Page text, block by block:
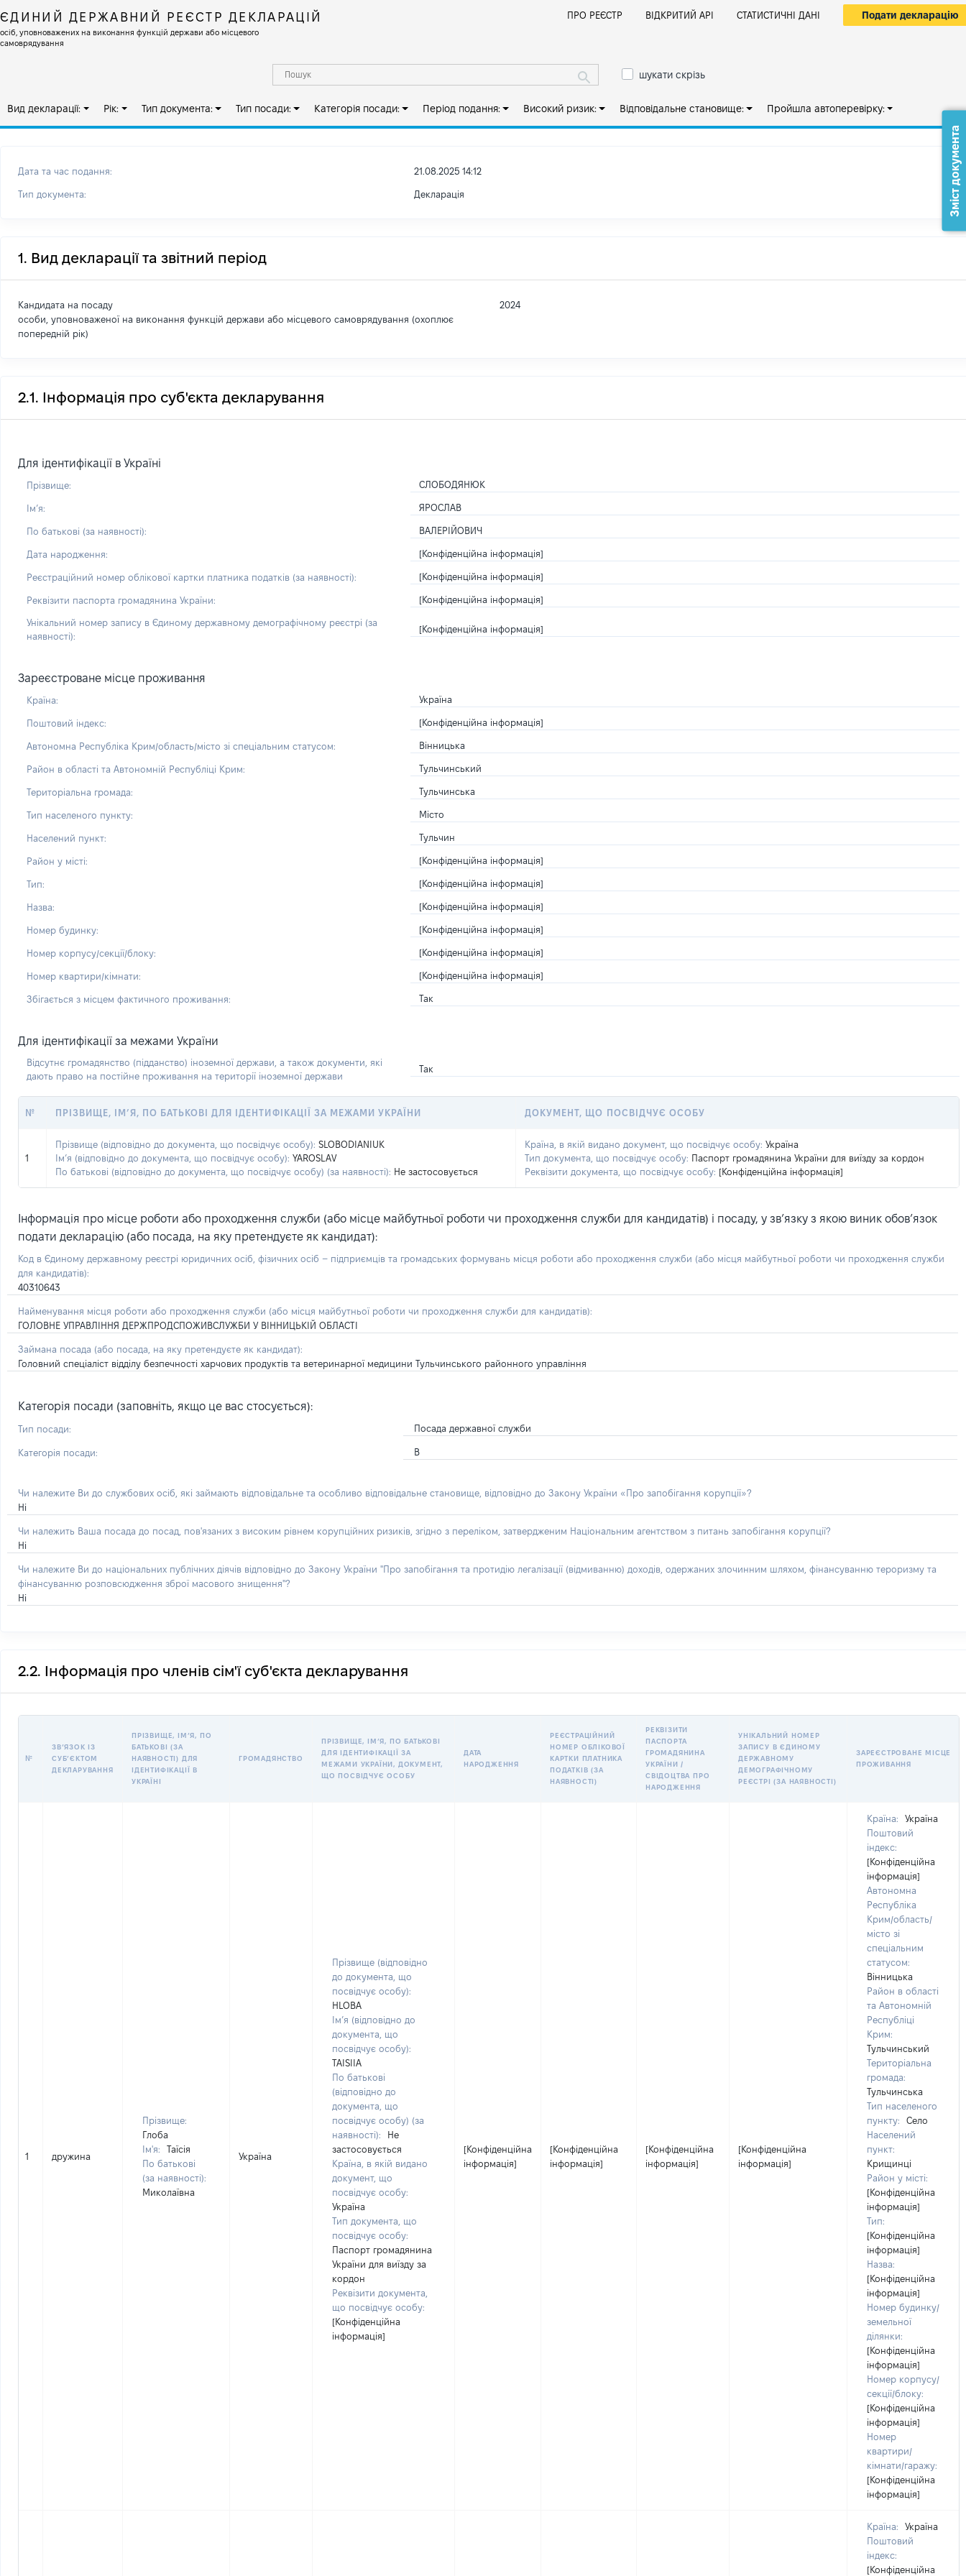
ЄДИНИЙ ДЕРЖАВНИЙ РЕЄСТР ДЕКЛАРАЦІЙ
осіб, уповноважених на виконання функцій держави або місцевого
самоврядування
ПРО РЕЄСТР ВІДКРИТИЙ АРІ СТАТИСТИЧНІ ДАНІ Подати декларацію
шукати скрізь
Вид декларації: Рік: Тип документа: Тип посади: Категорія посади: Період подання: Високий ризик: Відповідальне становище: Пройшла автоперевірку:
Дата та час подання: 21.08.2025 14:12
Тип документа: Декларація
1. Вид декларації та звітний період
Кандидата на посаду
особи, уповноваженої на виконання функцій держави або місцевого самоврядування (охоплює
попередній рік)
2024
2.1. Інформація про суб'єкта декларування
Для ідентифікації в Україні
Прізвище: СЛОБОДЯНЮК
Імʼя: ЯРОСЛАВ
По батькові (за наявності): ВАЛЕРІЙОВИЧ
Дата народження: [Конфіденційна інформація]
Реєстраційний номер облікової картки платника податків (за наявності): [Конфіденційна інформація]
Реквізити паспорта громадянина України: [Конфіденційна інформація]
Унікальний номер запису в Єдиному державному демографічному реєстрі (за
наявності):
[Конфіденційна інформація]
Зареєстроване місце проживання
Країна: Україна
Поштовий індекс: [Конфіденційна інформація]
Автономна Республіка Крим/область/місто зі спеціальним статусом: Вінницька
Район в області та Автономній Республіці Крим: Тульчинський
Територіальна громада: Тульчинська
Тип населеного пункту: Місто
Населений пункт: Тульчин
Район у місті: [Конфіденційна інформація]
Тип: [Конфіденційна інформація]
Назва: [Конфіденційна інформація]
Номер будинку: [Конфіденційна інформація]
Номер корпусу/секції/блоку: [Конфіденційна інформація]
Номер квартири/кімнати: [Конфіденційна інформація]
Збігається з місцем фактичного проживання: Так
Для ідентифікації за межами України
Відсутнє громадянство (підданство) іноземної держави, а також документи, які
дають право на постійне проживання на території іноземної держави
Так
№ ПРІЗВИЩЕ, ІМ’Я, ПО БАТЬКОВІ ДЛЯ ІДЕНТИФІКАЦІЇ ЗА МЕЖАМИ УКРАЇНИ ДОКУМЕНТ, ЩО ПОСВІДЧУЄ ОСОБУ
1
Прізвище (відповідно до документа, що посвідчує особу): SLOBODIANIUK
Ім’я (відповідно до документа, що посвідчує особу): YAROSLAV
По батькові (відповідно до документа, що посвідчує особу) (за наявності): Не застосовується
Країна, в якій видано документ, що посвідчує особу: Україна
Тип документа, що посвідчує особу: Паспорт громадянина України для виїзду за кордон
Реквізити документа, що посвідчує особу: [Конфіденційна інформація]
Інформація про місце роботи або проходження служби (або місце майбутньої роботи чи проходження служби для кандидатів) і посаду, у зв’язку з якою виник обов’язок
подати декларацію (або посада, на яку претендуєте як кандидат):
Код в Єдиному державному реєстрі юридичних осіб, фізичних осіб – підприємців та громадських формувань місця роботи або проходження служби (або місця майбутньої роботи чи проходження служби
для кандидатів):
40310643
Найменування місця роботи або проходження служби (або місця майбутньої роботи чи проходження служби для кандидатів):
ГОЛОВНЕ УПРАВЛІННЯ ДЕРЖПРОДСПОЖИВСЛУЖБИ У ВІННИЦЬКІЙ ОБЛАСТІ
Займана посада (або посада, на яку претендуєте як кандидат):
Головний спеціаліст відділу безпечності харчових продуктів та ветеринарної медицини Тульчинського районного управління
Категорія посади (заповніть, якщо це вас стосується):
Тип посади: Посада державної служби
Категорія посади: В
Чи належите Ви до службових осіб, які займають відповідальне та особливо відповідальне становище, відповідно до Закону України «Про запобігання корупції»?
Ні
Чи належить Ваша посада до посад, пов'язаних з високим рівнем корупційних ризиків, згідно з переліком, затвердженим Національним агентством з питань запобігання корупції?
Ні
Чи належите Ви до національних публічних діячів відповідно до Закону України "Про запобігання та протидію легалізації (відмиванню) доходів, одержаних злочинним шляхом, фінансуванню тероризму та
фінансуванню розповсюдження зброї масового знищення"?
Ні
2.2. Інформація про членів сім'ї суб'єкта декларування
№
ЗВʼЯЗОК ІЗ
СУБʼЄКТОМ
ДЕКЛАРУВАННЯ
ПРІЗВИЩЕ, ІМʼЯ, ПО
БАТЬКОВІ (ЗА
НАЯВНОСТІ) ДЛЯ
ІДЕНТИФІКАЦІЇ В
УКРАЇНІ
ГРОМАДЯНСТВО
ПРІЗВИЩЕ, ІМʼЯ, ПО БАТЬКОВІ
ДЛЯ ІДЕНТИФІКАЦІЇ ЗА
МЕЖАМИ УКРАЇНИ, ДОКУМЕНТ,
ЩО ПОСВІДЧУЄ ОСОБУ
ДАТА
НАРОДЖЕННЯ
РЕЄСТРАЦІЙНИЙ
НОМЕР ОБЛІКОВОЇ
КАРТКИ ПЛАТНИКА
ПОДАТКІВ (ЗА
НАЯВНОСТІ)
РЕКВІЗИТИ
ПАСПОРТА
ГРОМАДЯНИНА
УКРАЇНИ /
СВІДОЦТВА ПРО
НАРОДЖЕННЯ
УНІКАЛЬНИЙ НОМЕР
ЗАПИСУ В ЄДИНОМУ
ДЕРЖАВНОМУ
ДЕМОГРАФІЧНОМУ
РЕЄСТРІ (ЗА НАЯВНОСТІ)
ЗАРЕЄСТРОВАНЕ МІСЦЕ
ПРОЖИВАННЯ
1 дружина
Прізвище:
Глоба
Ім'я:
Таїсія
По батькові
(за наявності):
Миколаївна
Україна
Прізвище (відповідно
до документа, що
посвідчує особу):
HLOBA
Ім’я (відповідно до
документа, що
посвідчує особу):
TAISIIA
По батькові
(відповідно до
документа, що
посвідчує особу) (за
наявності):
Не
застосовується
Країна, в якій видано
документ, що
посвідчує особу:
Україна
Тип документа, що
посвідчує особу:
Паспорт громадянина
України для виїзду за
кордон
Реквізити документа,
що посвідчує особу:
[Конфіденційна
інформація]
[Конфіденційна
інформація]
[Конфіденційна
інформація]
[Конфіденційна
інформація]
[Конфіденційна
інформація]
Країна:
Україна
Поштовий
індекс:
[Конфіденційна
інформація]
Автономна
Республіка
Крим/область/
місто зі
спеціальним
статусом:
Вінницька
Район в області
та Автономній
Республіці
Крим:
Тульчинський
Територіальна
громада:
Тульчинська
Тип населеного
пункту:
Село
Населений
пункт:
Крищинці
Район у місті:
[Конфіденційна
інформація]
Тип:
[Конфіденційна
інформація]
Назва:
[Конфіденційна
інформація]
Номер будинку/
земельної
ділянки:
[Конфіденційна
інформація]
Номер корпусу/
секції/блоку:
[Конфіденційна
інформація]
Номер
квартири/
кімнати/гаражу:
[Конфіденційна
інформація]
Країна:
Україна
Поштовий
індекс:
[Конфіденційна
Зміст документа